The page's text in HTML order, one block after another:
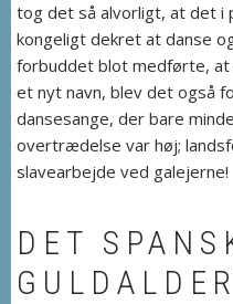
tog det så alvorligt, at det i
kongeligt dekret at danse
forbuddet blot medførte,
et nyt navn, blev det også
dansesange, der bare
overtrædelse var høj;
slavearbejde ved galejerne!
DET